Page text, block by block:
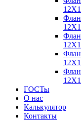
ГОСТы
О нас
Калькулятор
Контакты